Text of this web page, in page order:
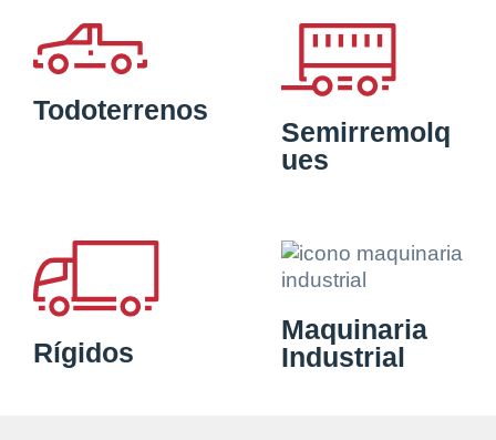
Todoterrenos
Semirremolq
ues
Rígidos
Maquinaria
Industrial